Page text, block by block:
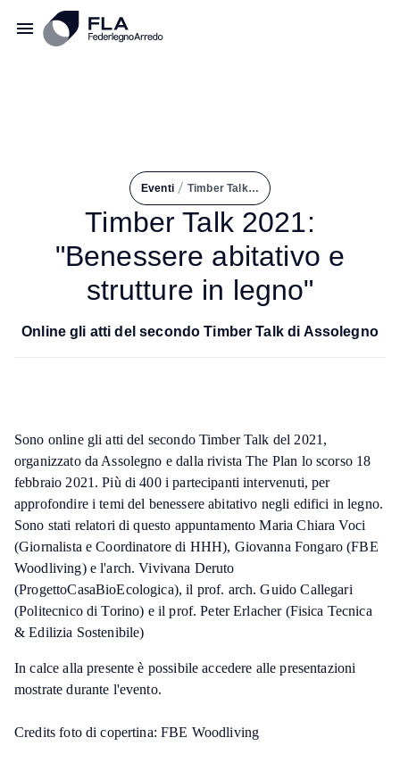
Eventi / Timber Talk 2021: "Benessere Abitativo e Strutture In Legno"
Timber Talk 2021:
"Benessere abitativo e
strutture in legno"
Online gli atti del secondo Timber Talk di Assolegno
Sono online gli atti del secondo Timber Talk del 2021,
organizzato da Assolegno e dalla rivista The Plan lo scorso 18
febbraio 2021. Più di 400 i partecipanti intervenuti, per
approfondire i temi del benessere abitativo negli edifici in legno.
Sono stati relatori di questo appuntamento Maria Chiara Voci
(Giornalista e Coordinatore di HHH), Giovanna Fongaro (FBE
Woodliving) e l'arch. Vivivana Deruto
(ProgettoCasaBioEcologica), il prof. arch. Guido Callegari
(Politecnico di Torino) e il prof. Peter Erlacher (Fisica Tecnica
& Edilizia Sostenibile)
In calce alla presente è possibile accedere alle presentazioni
mostrate durante l'evento.
Credits foto di copertina: FBE Woodliving